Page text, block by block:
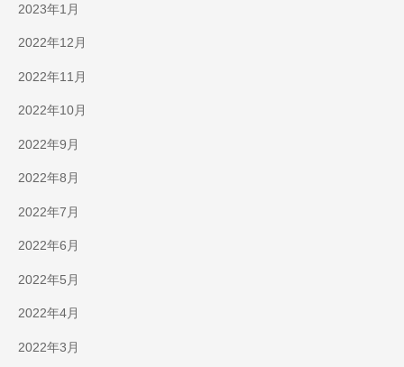
2023年1月
2022年12月
2022年11月
2022年10月
2022年9月
2022年8月
2022年7月
2022年6月
2022年5月
2022年4月
2022年3月